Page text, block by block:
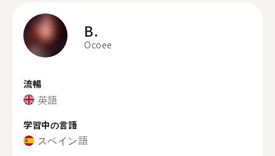
B.
Ocoee
流暢
英語
学習中の言語
スペイン語